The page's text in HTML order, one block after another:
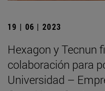
19 | 06 | 2023
Hexagon y Tecnun
colaboración para
Universidad –